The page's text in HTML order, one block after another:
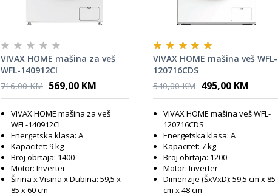
VIVAX HOME mašina za veš
WFL-140912CI
716,00 KM 569,00 KM
VIVAX HOME mašina za veš
WFL-140912CI
Energetska klasa: A
Kapacitet: 9 kg
Broj obrtaja: 1400
Motor: Inverter
Širina x Visina x Dubina: 59,5 x
85 x 60 cm
VIVAX HOME mašina veš WFL-
120716CDS
540,00 KM 495,00 KM
VIVAX HOME mašina veš WFL-
120716CDS
Energetska klasa: A
Kapacitet: 7 kg
Broj obrtaja: 1200
Motor: Inverter
Dimenzije (ŠxVxD): 59,5 cm x 85
cm x 48 cm